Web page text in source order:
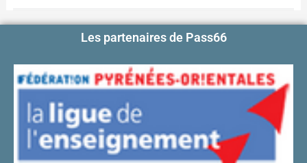
Les partenaires de Pass66